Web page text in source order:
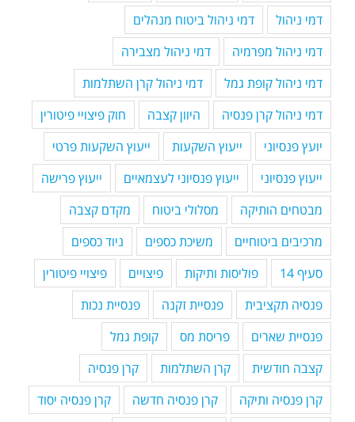
דמי ניהול
דמי ניהול ביטוח מנהלים
דמי ניהול מפרמיה
דמי ניהול מצבירה
דמי ניהול קופת גמל
דמי ניהול קרן השתלמות
דמי ניהול קרן פנסיה
היוון קצבה
חוק פיצויי פיטורין
יועץ פנסיוני
ייעוץ השקעות
ייעוץ השקעות פרטי
ייעוץ פנסיוני
ייעוץ פנסיוני לעצמאיים
ייעוץ פרישה
מבטחים הותיקה
מסלולי ביטוח
מקדם קצבה
מרכיבים ביטוחיים
משיכת כספים
ניוד כספים
סעיף 14
פוליסות ותיקות פיצויים
פיצויי פיטורין
פנסיה תקציבית
פנסיית זקנה
פנסיית נכות
פנסיית שארים
פריסת מס
קופת גמל
קצבה חודשית
קרן השתלמות
קרן פנסיה
קרן פנסיה ותיקה
קרן פנסיה חדשה
קרן פנסיה יסוד